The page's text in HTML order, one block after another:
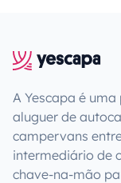
A Yescapa é
aluguer de
campervans
intermediário de
chave-na-mão